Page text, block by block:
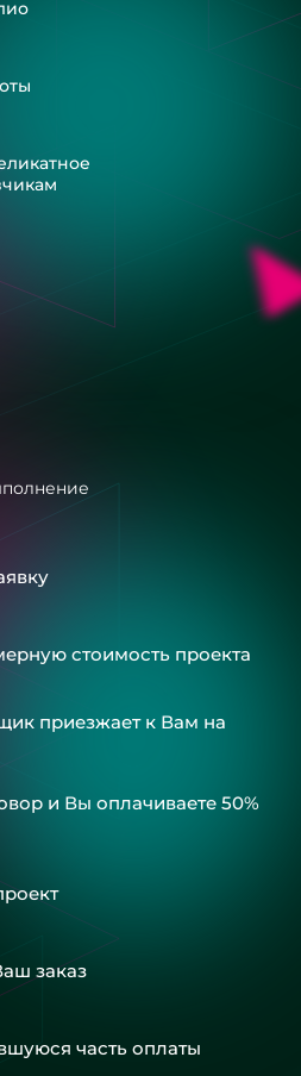
стоимость проекта
приезжает к Вам на
и Вы оплачиваете 50%
заказ
часть оплаты